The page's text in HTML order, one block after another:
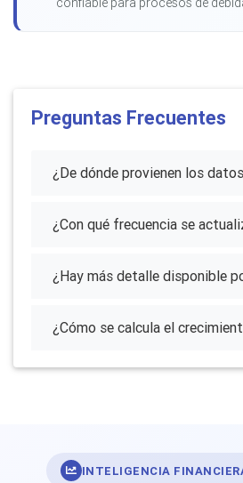
Preguntas Frecuentes
¿De dónde provienen los
¿Con qué frecuencia se
¿Hay más detalle disponible
¿Cómo se calcula el
INTELIGENCIA